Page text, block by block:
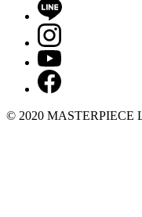
© 2020 MASTERPIECE